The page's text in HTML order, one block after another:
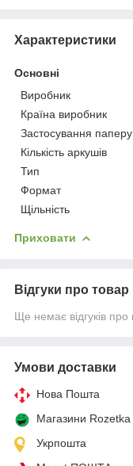
Характеристики
Основні
Виробник
Країна виробник
Застосування паперу
Кількість аркушів
Тип
Формат
Щільність
Приховати
Відгуки про товар
Ще немає відгуків про
Умови доставки
Нова Пошта
Магазини Rozetka
Укрпошта